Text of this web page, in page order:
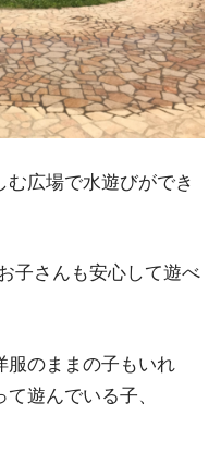
広場で水遊びができ
子さんも安心して遊べ
服のままの子もいれ
遊んでいる子、